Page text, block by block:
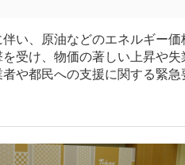
い、原油などのエネルギー
受け、物価の著しい上昇や
や都民への支援に関する緊急